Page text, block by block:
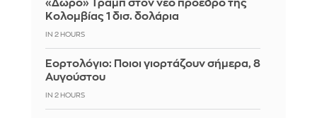
«Δώρο» Τραμπ στον νέο πρόεδρο της
Κολομβίας 1 δισ. δολάρια
IN 2 HOURS
Εορτολόγιο: Ποιοι γιορτάζουν σήμερα, 8
Αυγούστου
IN 2 HOURS